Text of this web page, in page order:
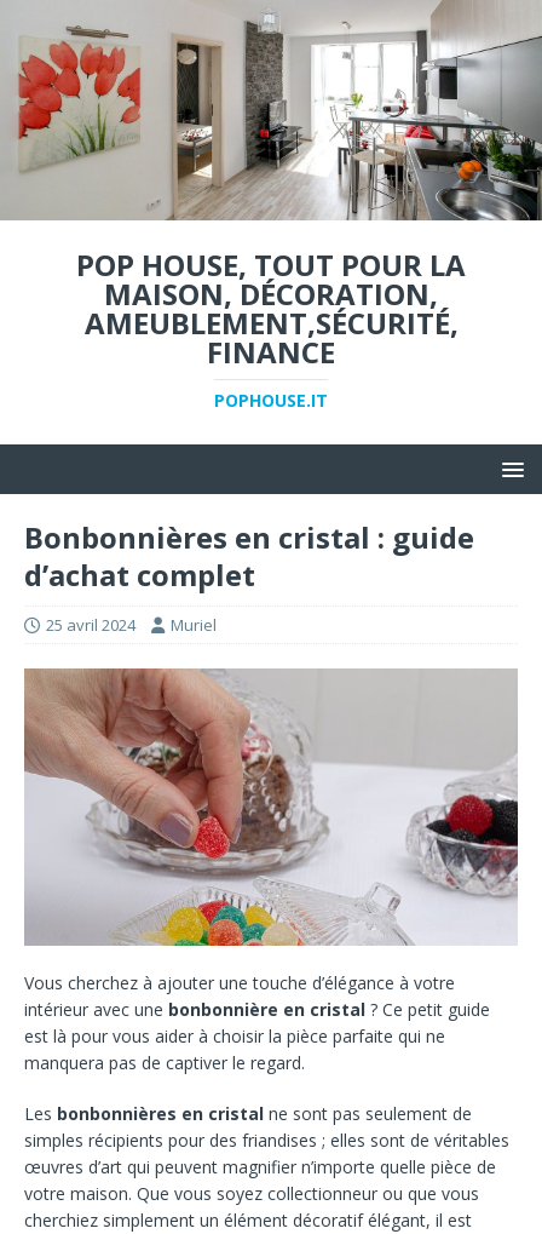
POP HOUSE, TOUT POUR LA
MAISON, DÉCORATION,
AMEUBLEMENT,SÉCURITÉ,
FINANCE
POPHOUSE.IT
Bonbonnières en cristal : guide
d’achat complet
25 avril 2024 Muriel
Vous cherchez à ajouter une touche d’élégance à votre
intérieur avec une bonbonnière en cristal ? Ce petit guide
est là pour vous aider à choisir la pièce parfaite qui ne
manquera pas de captiver le regard.
Les bonbonnières en cristal ne sont pas seulement de
simples récipients pour des friandises ; elles sont de véritables
œuvres d’art qui peuvent magnifier n’importe quelle pièce de
votre maison. Que vous soyez collectionneur ou que vous
cherchiez simplement un élément décoratif élégant, il est